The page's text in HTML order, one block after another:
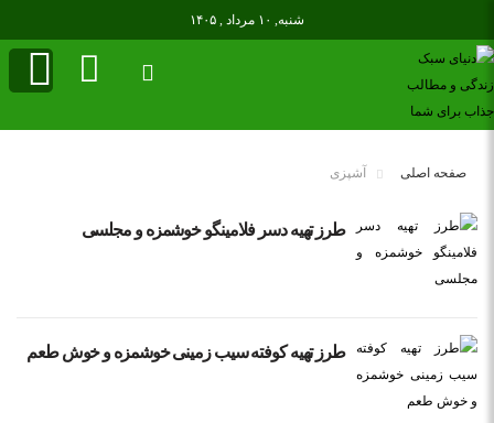
شنبه, ۱۰ مرداد , ۱۴۰۵
صفحه اصلی آشپزی
طرز تهیه دسر فلامینگو خوشمزه و مجلسی
طرز تهیه کوفته سیب زمینی خوشمزه و خوش طعم